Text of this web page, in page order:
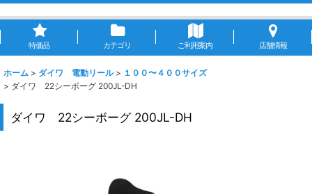
特価品 カテゴリ ご利用案内 店舗情報
ホーム > ダイワ 電動リール > １００〜４００サイズ
> ダイワ 22シーボーグ 200JL-DH
ダイワ 22シーボーグ 200JL-DH